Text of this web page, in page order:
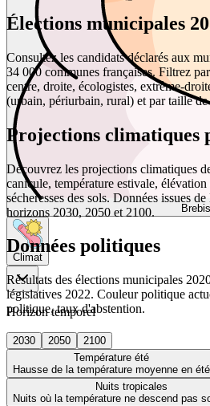
Climat
Horizon temporel
2030 2050
2100
Température été
Hausse de la température moyenne en été
Nuits tropicales
Nuits où la température ne descend pas
Élections municipales
Consultez les candidats déclarés aux
34 000 communes françaises. Filtrez
centre, droite, écologistes, extrême-
(urbain, périurbain, rural) et par taille de
Projections climatiques
Découvrez les projections climatiques
canicule, température estivale,
sécheresses des sols. Données issues
horizons 2030, 2050 et 2100.
Données politiques
Résultats des élections municipales
législatives 2022. Couleur politique
politique, taux d'abstention.